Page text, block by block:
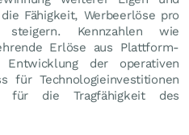
Fähigkeit, Werbeerlöse pro
Kennzahlen wie
Erlöse aus Plattform-
der operativen
für Technologieinvestitionen
für die Tragfähigkeit des